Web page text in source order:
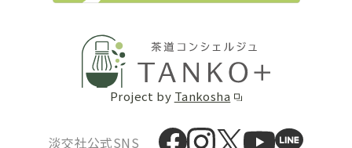
Project by Tankosha
淡交社公式SNS